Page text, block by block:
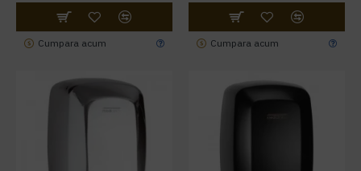
Cumpara acum Cumpara acum